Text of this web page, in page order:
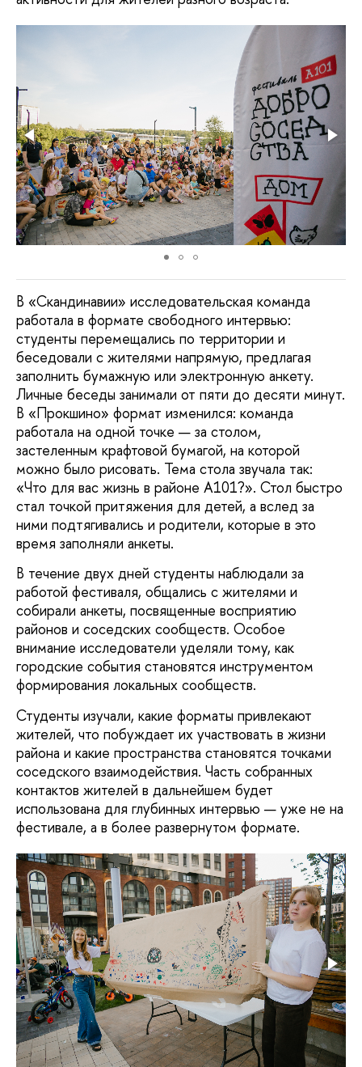
В «Скандинавии» исследовательская команда
работала в формате свободного интервью:
студенты перемещались по территории и
беседовали с жителями напрямую, предлагая
заполнить бумажную или электронную анкету.
Личные беседы занимали от пяти до десяти минут.
В «Прокшино» формат изменился: команда
работала на одной точке — за столом,
застеленным крафтовой бумагой, на которой
можно было рисовать. Тема стола звучала так:
«Что для вас жизнь в районе А101?». Стол быстро
стал точкой притяжения для детей, а вслед за
ними подтягивались и родители, которые в это
время заполняли анкеты.
В течение двух дней студенты наблюдали за
работой фестиваля, общались с жителями и
собирали анкеты, посвященные восприятию
районов и соседских сообществ. Особое
внимание исследователи уделяли тому, как
городские события становятся инструментом
формирования локальных сообществ.
Студенты изучали, какие форматы привлекают
жителей, что побуждает их участвовать в жизни
района и какие пространства становятся точками
соседского взаимодействия. Часть собранных
контактов жителей в дальнейшем будет
использована для глубинных интервью — уже не на
фестивале, а в более развернутом формате.